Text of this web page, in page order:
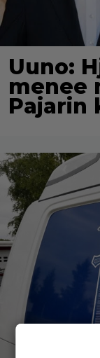
Uuno:
menee
Pajarin